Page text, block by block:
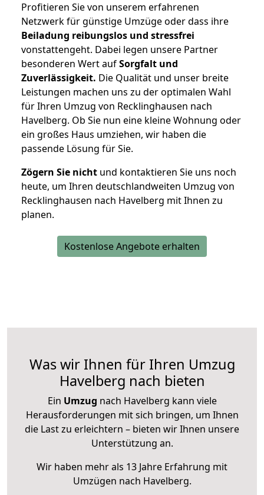
Profitieren Sie von unserem erfahrenen
Netzwerk für günstige Umzüge oder dass ihre
Beiladung reibungslos und stressfrei
vonstattengeht. Dabei legen unsere Partner
besonderen Wert aufSorgfalt und
Zuverlässigkeit. Die Qualität und unser breite
Leistungen machen uns zu der optimalen Wahl
für Ihren Umzug von Recklinghausen nach
Havelberg. Ob Sie nun eine kleine Wohnung oder
ein großes Haus umziehen, wir haben die
passende Lösung für Sie.
Zögern Sie nicht und kontaktieren Sie uns noch
heute, um Ihren deutschlandweiten Umzug von
Recklinghausen nach Havelberg mit Ihnen zu
planen.
Kostenlose Angebote erhalten
Was wir Ihnen für Ihren Umzug
Havelberg nach bieten
Ein Umzug nach Havelberg kann viele
Herausforderungen mit sich bringen, um Ihnen
die Last zu erleichtern – bieten wir Ihnen unsere
Unterstützung an.
Wir haben mehr als 13 Jahre Erfahrung mit
Umzügen nach Havelberg.